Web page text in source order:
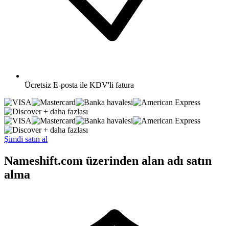
Ücretsiz E-posta ile KDV'li fatura
+ daha fazlası
+ daha fazlası
Şimdi satın al
Nameshift.com üzerinden alan adı satın
alma